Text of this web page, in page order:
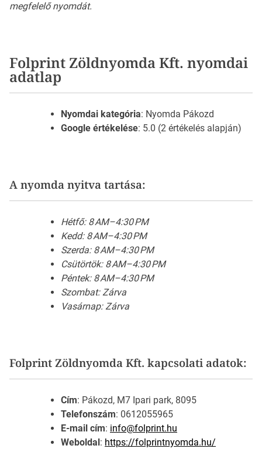
megfelelő nyomdát.
Folprint Zöldnyomda Kft. nyomdai
adatlap
Nyomdai kategória: Nyomda Pákozd
Google értékelése: 5.0 (2 értékelés alapján)
A nyomda nyitva tartása:
Hétfő: 8 AM–4:30 PM
Kedd: 8 AM–4:30 PM
Szerda: 8 AM–4:30 PM
Csütörtök: 8 AM–4:30 PM
Péntek: 8 AM–4:30 PM
Szombat: Zárva
Vasárnap: Zárva
Folprint Zöldnyomda Kft. kapcsolati adatok:
Cím: Pákozd, M7 Ipari park, 8095
Telefonszám: 0612055965
E-mail cím: info@folprint.hu
Weboldal : https://folprintnyomda.hu/